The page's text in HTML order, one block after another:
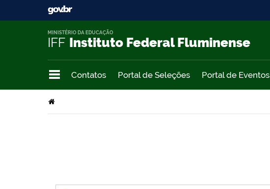
IFF Instituto Federal Fluminense
MINISTÉRIO DA EDUCAÇÃO
Contatos Portal de Seleções Portal de Eventos